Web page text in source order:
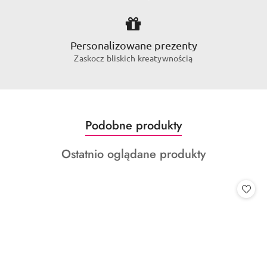
Personalizowane prezenty
Zaskocz bliskich kreatywnością
Pomiń karuzelę produktów
Produkty
o
statusie:
Podobne produkty
Produkty
Ostatnio oglądane produkty